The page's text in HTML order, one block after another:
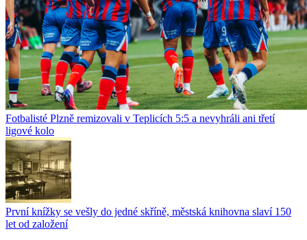
Fotbalisté Plzně remizovali v Teplicích 5:5 a nevyhráli ani třetí
ligové kolo
První knížky se vešly do jedné skříně, městská knihovna slaví 150
let od založení